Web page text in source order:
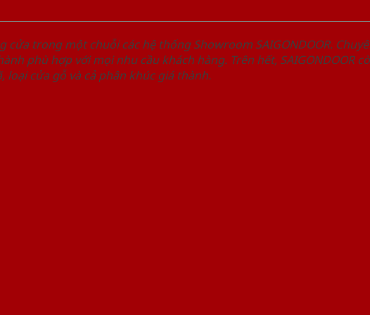
trong một chuỗi các hệ thống Showroom SAIGONDOOR.
phù hợp với mọi nhu cầu khách hàng. Trên hết, SAIGONDOOR
loại cửa gỗ và cả phân khúc giá thành.